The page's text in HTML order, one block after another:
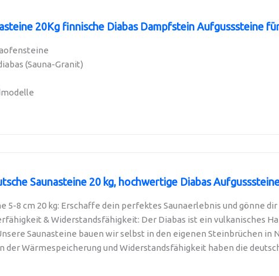
20Kg finnische Diabas Dampfstein Aufgusssteine
(Sauna-Granit)
Saunasteine 20 kg, hochwertige Diabas
5-8 cm 20 kg: Erschaffe dein perfektes Saunaerlebnis und gönne
& Widerstandsfähigkeit: Der Diabas ist ein vulkanisches
Saunasteine bauen wir selbst in den eigenen Steinbrüchen in
der Wärmespeicherung und Widerstandsfähigkeit haben die